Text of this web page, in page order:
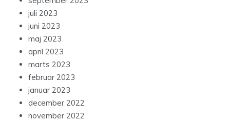
juli 2023
juni 2023
maj 2023
april 2023
marts 2023
februar 2023
januar 2023
december 2022
november 2022